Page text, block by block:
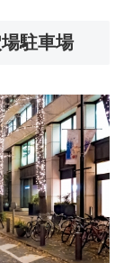
駐車場